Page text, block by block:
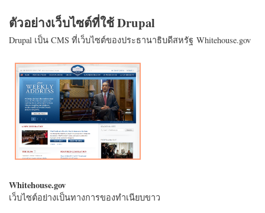
ตัวอย่างเว็บไซต์ที่ใช้ Drupal
Drupal เป็น CMS ที่เว็บไซต์ของประธานาธิบดีสหรัฐ Whitehouse.gov
Whitehouse.gov
เว็บไซต์อย่างเป็นทางการของทำเนียบขาว